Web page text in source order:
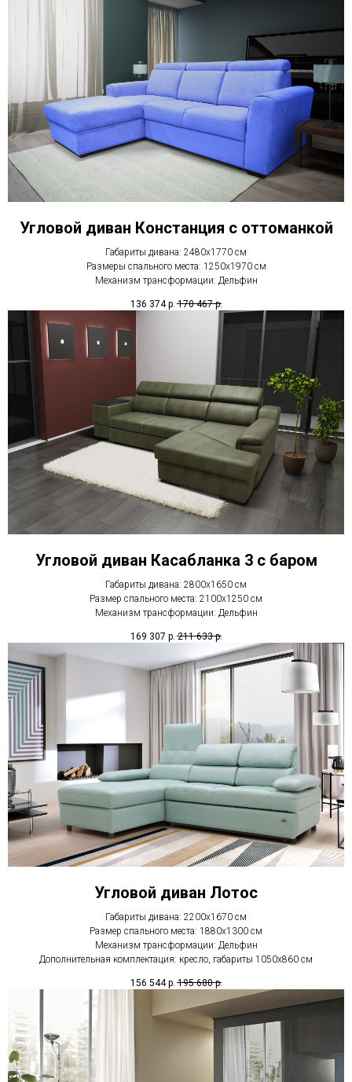
Угловой диван Констанция с оттоманкой
Габариты дивана: 2480х1770 см
Размеры спального места: 1250х1970 см
Механизм трансформации: Дельфин
136 374 р. 170 467 р.
Угловой диван Касабланка 3 с баром
Габариты дивана: 2800х1650 см
Размер спального места: 2100х1250 см
Механизм трансформации: Дельфин
169 307 р. 211 633 р.
Угловой диван Лотос
Габариты дивана: 2200х1670 см
Размер спального места: 1880х1300 см
Механизм трансформации: Дельфин
Дополнительная комплектация: кресло, габариты 1050х860 см
156 544 р. 195 680 р.